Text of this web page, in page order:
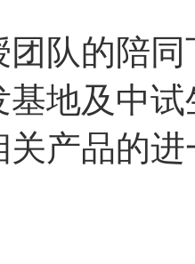
队的陪同
基地及中
相关产品